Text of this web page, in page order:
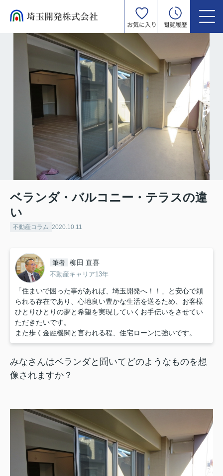
お気に入り 閲覧履歴
ベランダ・バルコニー・テラスの違
い
不動産コラム 2020.10.11
筆者 柳田 直喜
不動産キャリア13年
「住まいで困った事があれば、埼玉開発へ！！」と安心で頼
られる存在であり、心地良い豊かな生活を送るため、お客様
ひとりひとりの夢と希望を実現していくお手伝いをさせてい
ただきたいです。
また歩く金融機関と言われる程、住宅ローンに強いです。
みなさんはベランダと聞いてどのようなものを想
像されますか？